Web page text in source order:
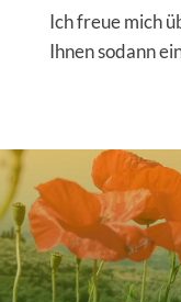
Ich freue mich
Ihnen sodann